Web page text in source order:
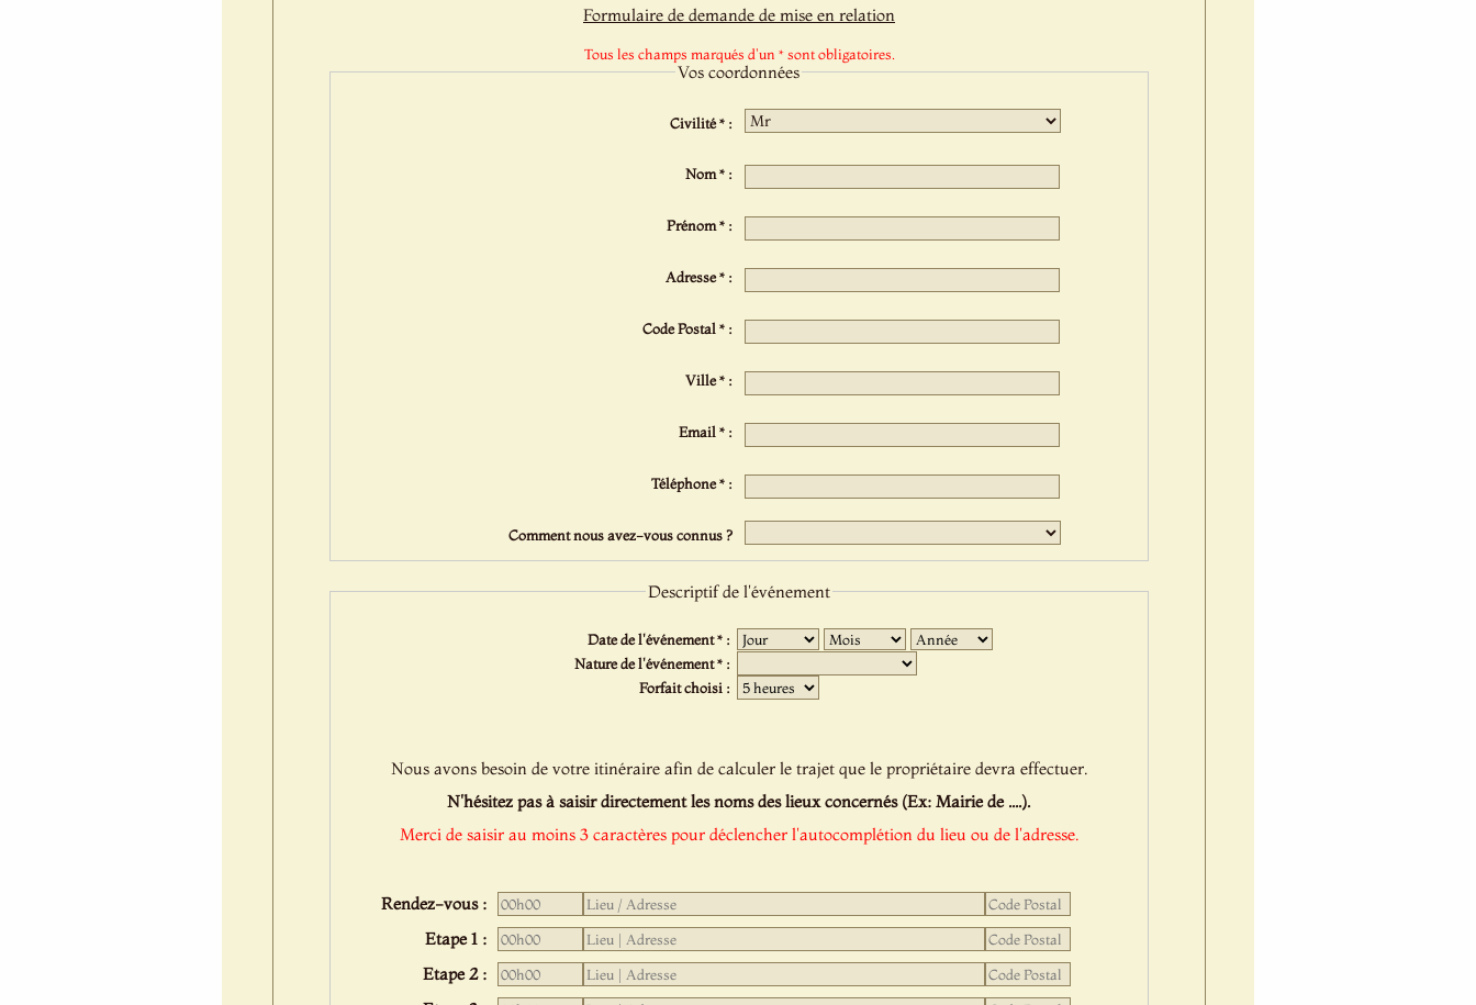
Formulaire de demande de mise en relation
Tous les champs marqués d'un * sont obligatoires.
Vos coordonnées
Civilité * :
Nom * :
Prénom * :
Adresse * :
Code Postal * :
Ville * :
Email * :
Téléphone * :
Comment nous avez-vous connus ?
Descriptif de l'événement
Date de l'événement * : Jour
Nature de l'événement * :
Forfait choisi :
Nous avons besoin de votre itinéraire afin de calculer le trajet que le propriétaire devra effectuer.
N'hésitez pas à saisir directement les noms des lieux concernés (Ex: Mairie de ....).
Merci de saisir au moins 3 caractères pour déclencher l'autocomplétion du lieu ou de l'adresse.
Rendez-vous :
Etape 1 :
Etape 2 :